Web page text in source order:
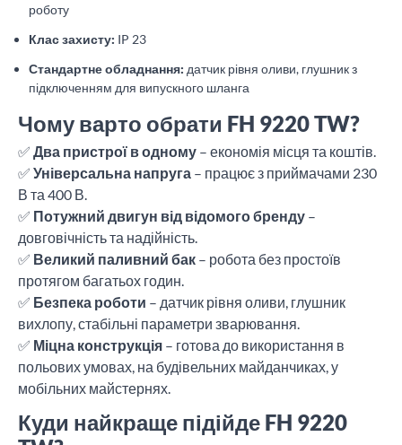
роботу
Клас захисту: IP 23
Стандартне обладнання: датчик рівня оливи, глушник з
підключенням для випускного шланга
Чому варто обрати FH 9220 TW?
✅ Два пристрої в одному – економія місця та коштів.
✅ Універсальна напруга – працює з приймачами 230
В та 400 В.
✅ Потужний двигун від відомого бренду –
довговічність та надійність.
✅ Великий паливний бак – робота без простоїв
протягом багатьох годин.
✅ Безпека роботи – датчик рівня оливи, глушник
вихлопу, стабільні параметри зварювання.
✅ Міцна конструкція – готова до використання в
польових умовах, на будівельних майданчиках, у
мобільних майстернях.
Куди найкраще підійде FH 9220